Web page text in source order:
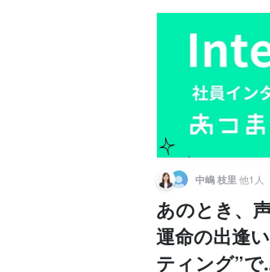
中嶋 枝里他1人
あのとき、
運命の出逢
ティング”で